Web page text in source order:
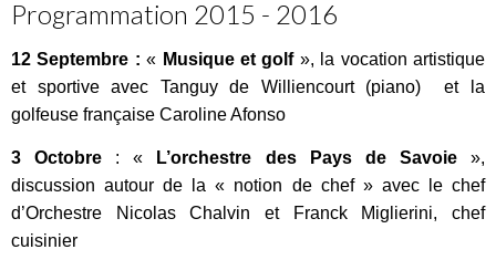
Programmation 2015 - 2016
12 Septembre :« Musique et golf », la vocation artistique
et sportive avec Tanguy de Williencourt (piano) et la
golfeuse française Caroline Afonso
3 Octobre : « L’orchestre des Pays de Savoie»,
discussion autour de la « notion de chef » avec le chef
d’Orchestre Nicolas Chalvin et Franck Miglierini, chef
cuisinier